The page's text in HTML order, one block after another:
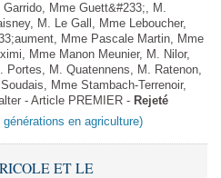
Mme Guett&#233;, M.
M. Le Gall, Mme Leboucher,
Mme Pascale Martin, Mme
Mme Manon Meunier, M. Nilor,
M. Quatennens, M. Ratenon,
Mme Stambach-Terrenoir,
- Article PREMIER - Rejeté
en agriculture)
ET LE